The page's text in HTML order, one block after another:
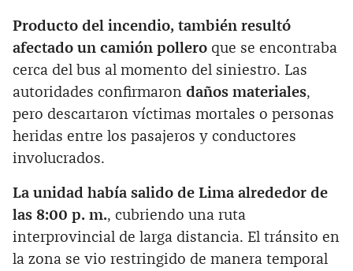
Producto del incendio, también resultó
afectado un camión pollero que se encontraba
cerca del bus al momento del siniestro. Las
autoridades confirmaron daños materiales,
pero descartaron víctimas mortales o personas
heridas entre los pasajeros y conductores
involucrados.
La unidad había salido de Lima alrededor de
las 8:00 p. m., cubriendo una ruta
interprovincial de larga distancia. El tránsito en
la zona se vio restringido de manera temporal